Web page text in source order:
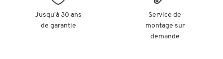
Jusqu'à 30 ans
de garantie
Service de
montage sur
demande